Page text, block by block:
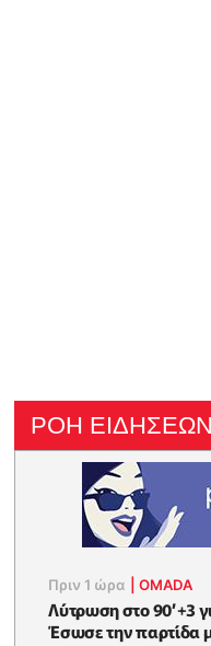
ΡΟΗ ΕΙΔΗΣΕΩΝ
Πριν 1 ώρα |OMADA
Λύτρωση στο 90’+3
Έσωσε την παρτίδα